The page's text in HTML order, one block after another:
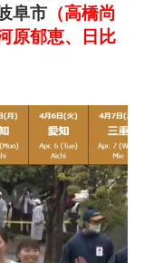
阜市（高橋尚
原郁恵、日比